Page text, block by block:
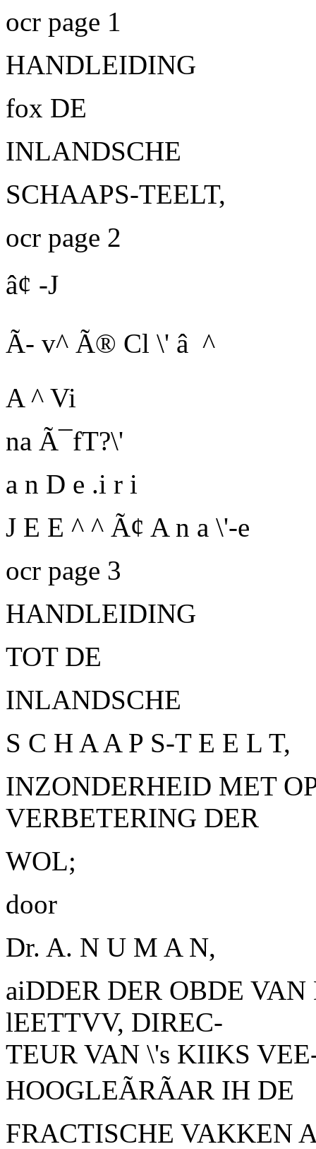
ocr page 1
HANDLEIDING
fox DE
INLANDSCHE
SCHAAPS-TEELT,
ocr page 2
â¢ -J
Ã- v^ Ã® Cl \' â ^
A ^ Vi
na Ã¯fT?\'
a n D e .i r i
J E E ^ ^ Ã¢ A n a \'-e
ocr page 3
HANDLEIDING
TOT DE
INLANDSCHE
S C H A A P S-T E E L T,
INZONDERHEID MET
VERBETERING DER
WOL;
door
Dr. A. N U M AN,
aiDDER DER OBDE
lEETTVV, DIREC-
TEUR VAN \'s KIIKS
HOOGLEÃRÃAR IH DE
FRACTISCHE VAKKEN